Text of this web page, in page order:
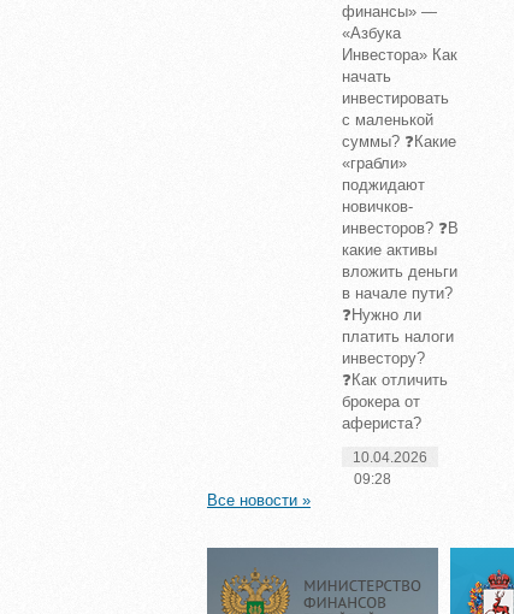
финансы» —
«Азбука
Инвестора» Как
начать
инвестировать
с маленькой
суммы? ❓Какие
«грабли»
поджидают
новичков-
инвесторов? ❓В
какие активы
вложить деньги
в начале пути?
❓Нужно ли
платить налоги
инвестору?
❓Как отличить
брокера от
афериста?
10.04.2026
09:28
Все новости »